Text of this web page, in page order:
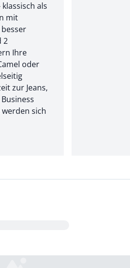
als
mit
2
Ihre
oder
zur Jeans,
sich